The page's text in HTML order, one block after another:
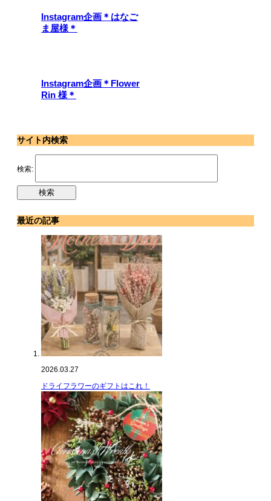
Instagram企画＊はなご
ま屋様＊
Instagram企画＊Flower
Rin 様＊
サイト内検索
検索:
最近の記事
2026.03.27
ドライフラワーのギフトはこれ！